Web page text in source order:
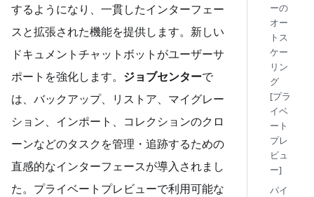
するようになり、一貫したインターフェー
スと拡張された機能を提供します。新しい
ドキュメントチャットボットがユーザーサ
ポートを強化します。 ジョブセンターで
は、バックアップ、リストア、マイグレー
ション、インポート、コレクションのクロ
ーンなどのタスクを管理・追跡するための
直感的なインターフェースが導入されまし
た。プライベートプレビューで利用可能な
ーの
オー
トス
ケー
リン
グ
[プラ
イベ
ート
プレ
ビュ
ー]
パイ